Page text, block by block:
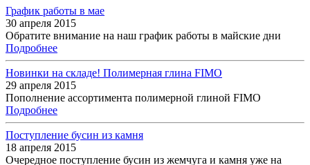
График работы в мае
30 апреля 2015
Обратите внимание на наш график работы в майские дни
Подробнее
Новинки на складе! Полимерная глина FIMO
29 апреля 2015
Пополнение ассортимента полимерной глиной FIMO
Подробнее
Поступление бусин из камня
18 апреля 2015
Очередное поступление бусин из жемчуга и камня уже на